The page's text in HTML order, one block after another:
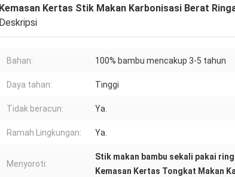
Kemasan Kertas Stik Makan Karbonisasi Berat
Deskripsi
Bahan: 100% bambu mencakup 3-5 tahun
Daya tahan: Tinggi
Tidak beracun: Ya.
Ramah Lingkungan: Ya.
Menyoroti:
Stik makan bambu sekali pakai
Kemasan Kertas Tongkat Makan